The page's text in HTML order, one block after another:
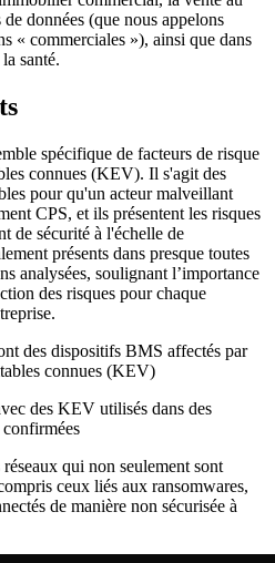
données (que nous appelons
« commerciales »), ainsi que dans
santé.
spécifique de facteurs de risque
connues (KEV). Il s'agit des
pour qu'un acteur malveillant
CPS, et ils présentent les risques
de sécurité à l'échelle de
présents dans presque toutes
analysées, soulignant l’importance
des risques pour chaque
des dispositifs BMS affectés par
connues (KEV)
des KEV utilisés dans des
confirmées
qui non seulement sont
ceux liés aux ransomwares,
de manière non sécurisée à